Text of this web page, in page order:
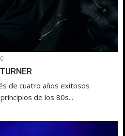
0
de cuatro años exitosos
de los 80s...